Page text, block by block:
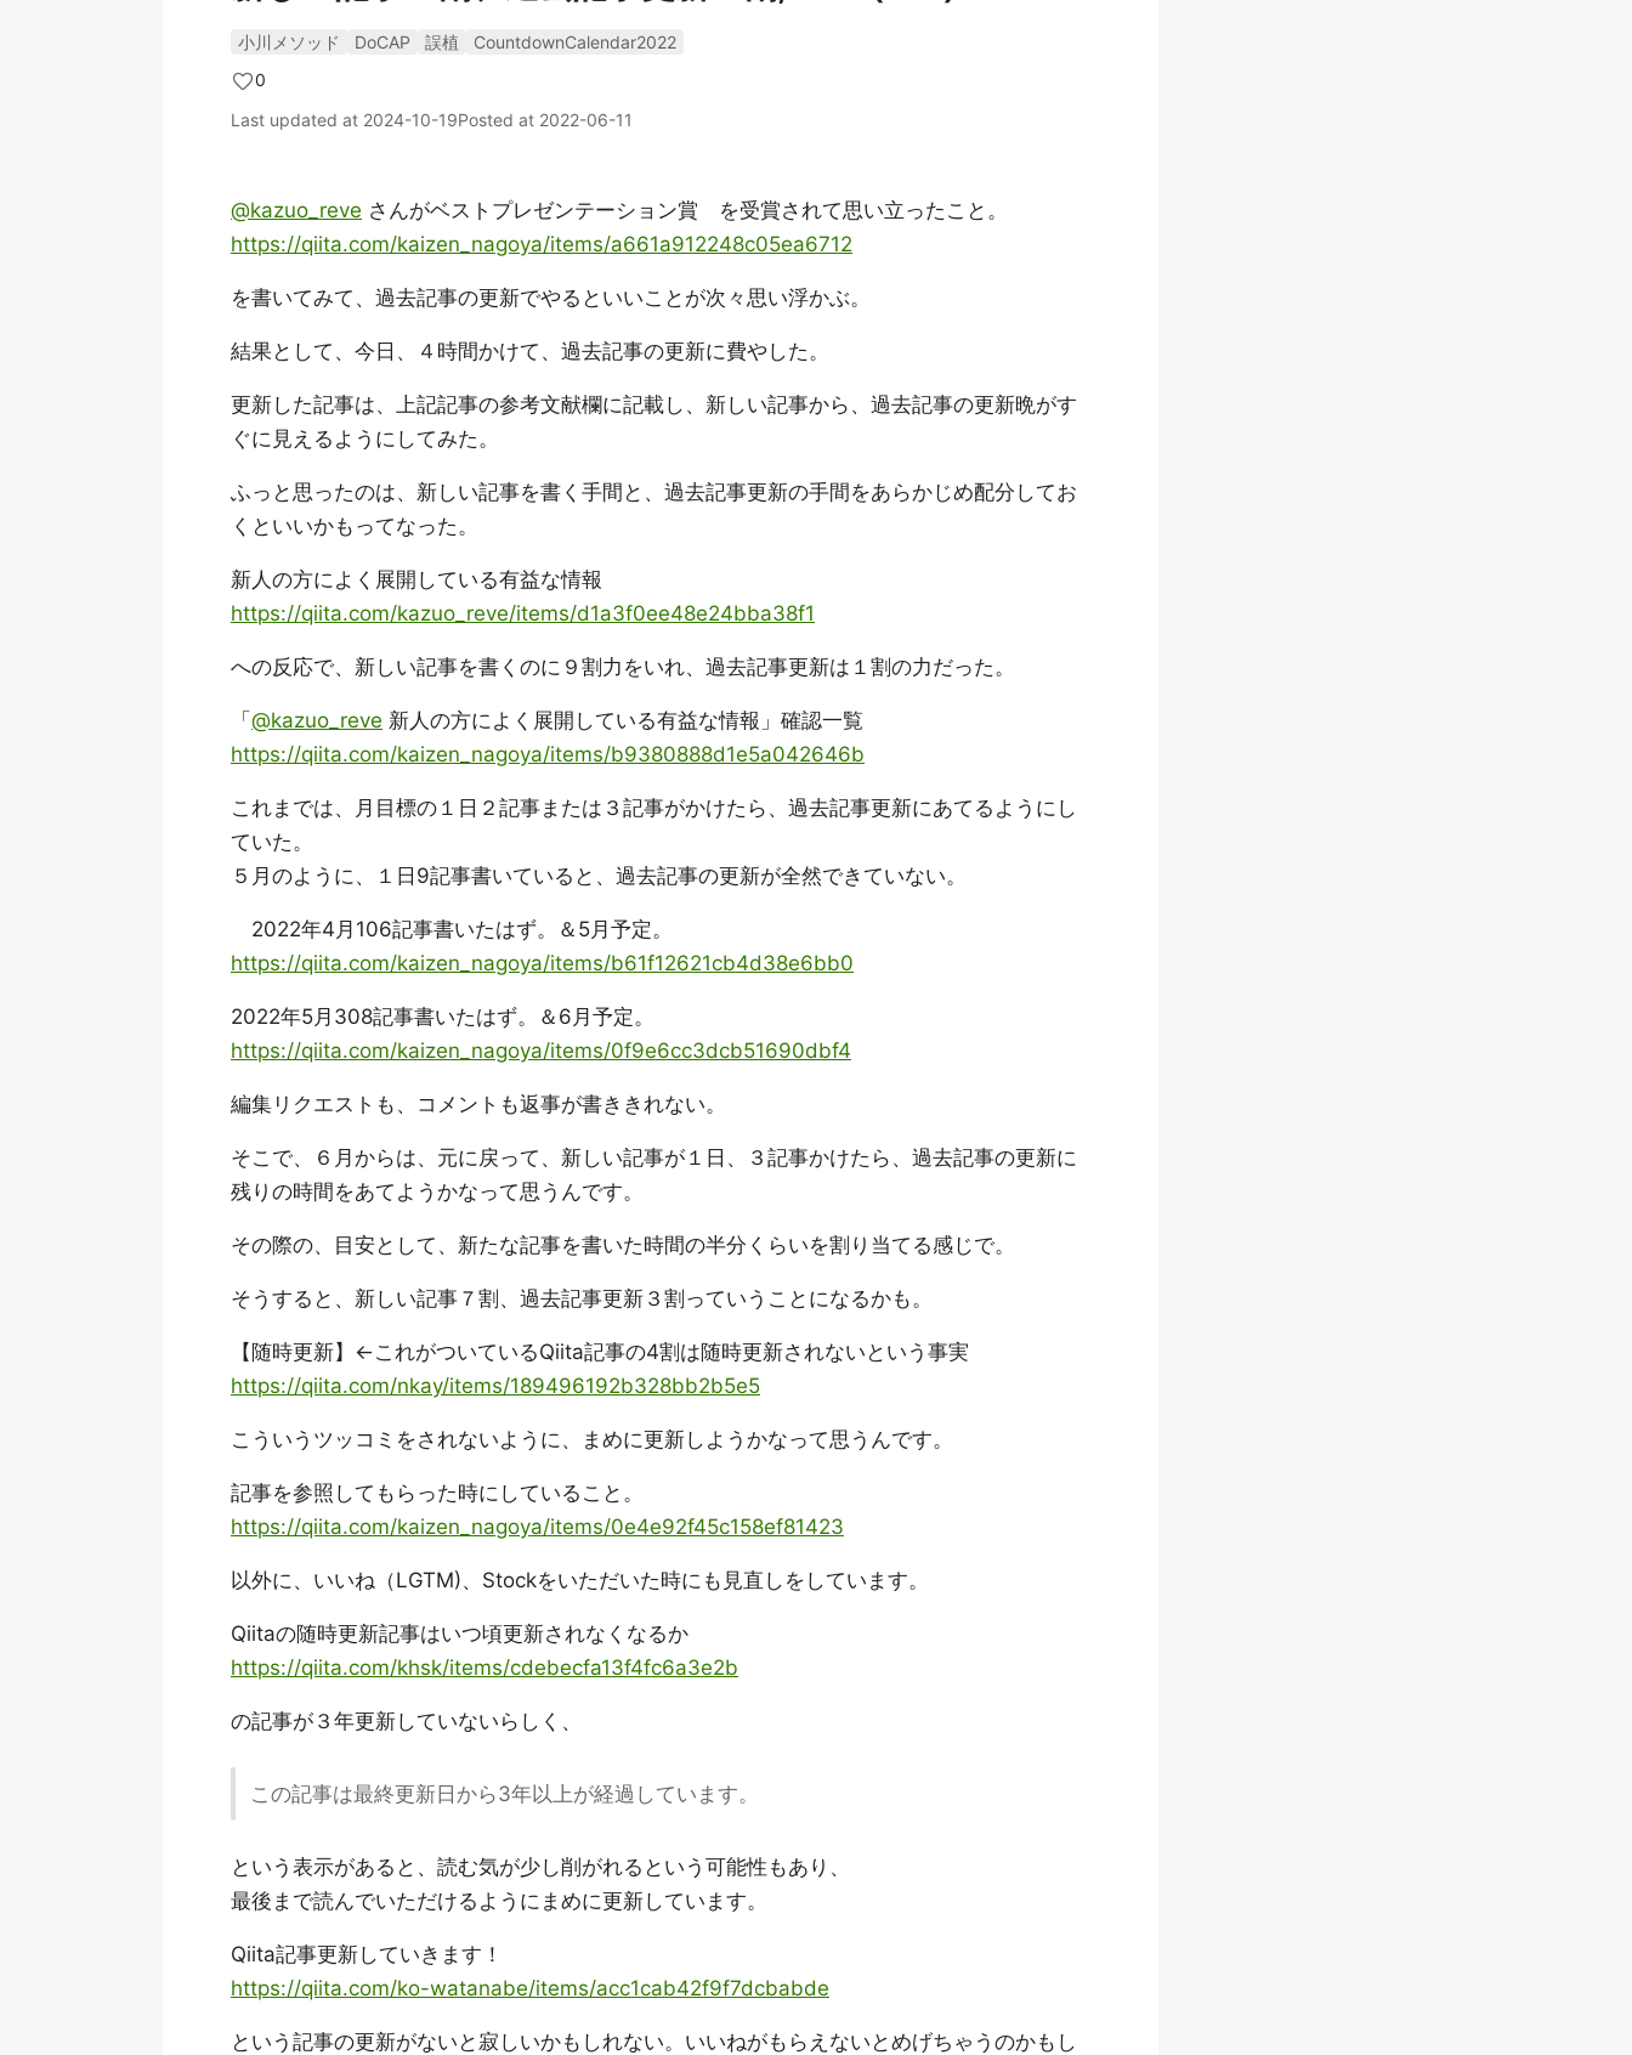
小川メソッド DoCAP 誤植
CountdownCalendar2022
0
Last updated at 2024-10-19Posted at 2022-06-11
@kazuo_reve さんがベストプレゼンテーション賞 を受賞されて思い立ったこと。
https://qiita.com/kaizen_nagoya/items/a661a912248c05ea6712
を書いてみて、過去記事の更新でやるといいことが次々思い浮かぶ。
結果として、今日、４時間かけて、過去記事の更新に費やした。
更新した記事は、上記記事の参考文献欄に記載し、新しい記事から、過去記事の更新晩がす
ぐに見えるようにしてみた。
ふっと思ったのは、新しい記事を書く手間と、過去記事更新の手間をあらかじめ配分してお
くといいかもってなった。
新人の方によく展開している有益な情報
https://qiita.com/kazuo_reve/items/d1a3f0ee48e24bba38f1
への反応で、新しい記事を書くのに９割力をいれ、過去記事更新は１割の力だった。
「 @kazuo_reve 新人の方によく展開している有益な情報」確認一覧
https://qiita.com/kaizen_nagoya/items/b9380888d1e5a042646b
これまでは、月目標の１日２記事または３記事がかけたら、過去記事更新にあてるようにし
ていた。
５月のように、１日9記事書いていると、過去記事の更新が全然できていない。
2022年4月106記事書いたはず。＆5月予定。
https://qiita.com/kaizen_nagoya/items/b61f12621cb4d38e6bb0
2022年5月308記事書いたはず。＆6月予定。
https://qiita.com/kaizen_nagoya/items/0f9e6cc3dcb51690dbf4
編集リクエストも、コメントも返事が書ききれない。
そこで、６月からは、元に戻って、新しい記事が１日、３記事かけたら、過去記事の更新に
残りの時間をあてようかなって思うんです。
その際の、目安として、新たな記事を書いた時間の半分くらいを割り当てる感じで。
そうすると、新しい記事７割、過去記事更新３割っていうことになるかも。
【随時更新】←これがついているQiita記事の4割は随時更新されないという事実
https://qiita.com/nkay/items/189496192b328bb2b5e5
こういうツッコミをされないように、まめに更新しようかなって思うんです。
記事を参照してもらった時にしていること。
https://qiita.com/kaizen_nagoya/items/0e4e92f45c158ef81423
以外に、いいね（LGTM)、Stockをいただいた時にも見直しをしています。
Qiitaの随時更新記事はいつ頃更新されなくなるか
https://qiita.com/khsk/items/cdebecfa13f4fc6a3e2b
の記事が３年更新していないらしく、
この記事は最終更新日から3年以上が経過しています。
という表示があると、読む気が少し削がれるという可能性もあり、
最後まで読んでいただけるようにまめに更新しています。
Qiita記事更新していきます！
https://qiita.com/ko-watanabe/items/acc1cab42f9f7dcbabde
という記事の更新がないと寂しいかもしれない。いいねがもらえないとめげちゃうのかもし